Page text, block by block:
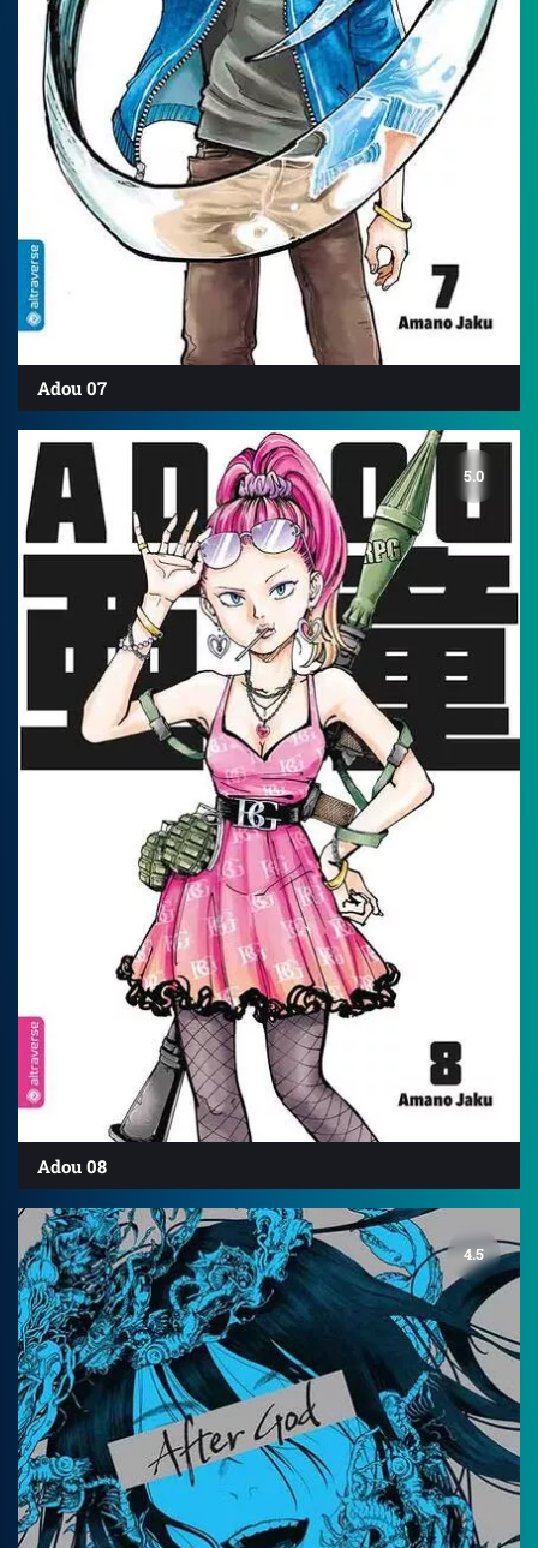
Adou 07
5.0
Adou 08
4.5